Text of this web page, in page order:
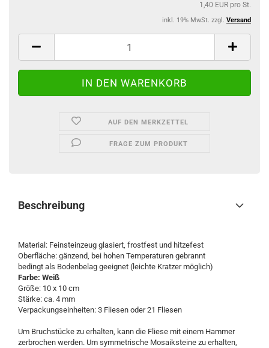
1,40 EUR pro St.
inkl. 19% MwSt. zzgl. Versand
AUF DEN MERKZETTEL
FRAGE ZUM PRODUKT
Beschreibung
Material: Feinsteinzeug glasiert, frostfest und hitzefest
Oberfläche: gänzend, bei hohen Temperaturen gebrannt
bedingt als Bodenbelag geeignet (leichte Kratzer möglich)
Farbe: Weiß
Größe: 10 x 10 cm
Stärke: ca. 4 mm
Verpackungseinheiten: 3 Fliesen oder 21 Fliesen
Um Bruchstücke zu erhalten, kann die Fliese mit einem Hammer
zerbrochen werden. Um symmetrische Mosaiksteine zu erhalten,